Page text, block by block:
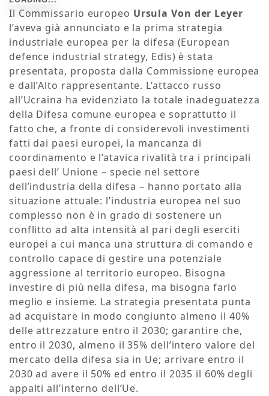
Il Commissario europeo Ursula Von der Leyer
l’aveva già annunciato e la prima strategia
industriale europea per la difesa (European
defence industrial strategy, Edis) è stata
presentata, proposta dalla Commissione europea
e dall’Alto rappresentante. L’attacco russo
all’Ucraina ha evidenziato la totale inadeguatezza
della Difesa comune europea e soprattutto il
fatto che, a fronte di considerevoli investimenti
fatti dai paesi europei, la mancanza di
coordinamento e l’atavica rivalità tra i principali
paesi dell’ Unione – specie nel settore
dell’industria della difesa – hanno portato alla
situazione attuale: l’industria europea nel suo
complesso non è in grado di sostenere un
conflitto ad alta intensità al pari degli eserciti
europei a cui manca una struttura di comando e
controllo capace di gestire una potenziale
aggressione al territorio europeo. Bisogna
investire di più nella difesa, ma bisogna farlo
meglio e insieme. La strategia presentata punta
ad acquistare in modo congiunto almeno il 40%
delle attrezzature entro il 2030; garantire che,
entro il 2030, almeno il 35% dell’intero valore del
mercato della difesa sia in Ue; arrivare entro il
2030 ad avere il 50% ed entro il 2035 il 60% degli
appalti all’interno dell’Ue.